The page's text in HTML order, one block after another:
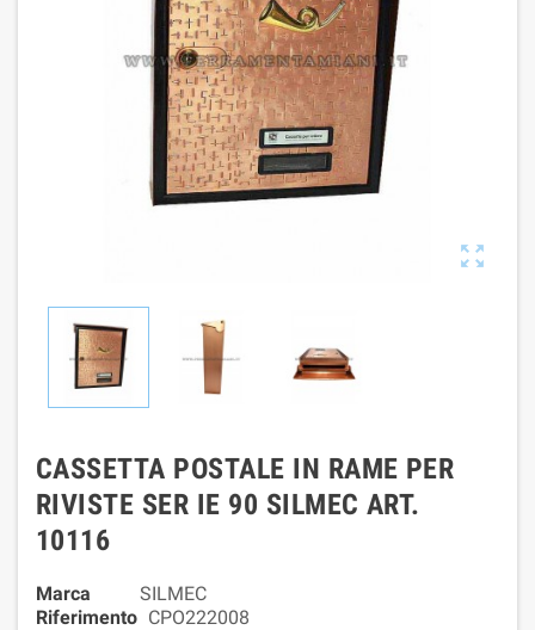

CASSETTA POSTALE IN RAME PER
RIVISTE SER IE 90 SILMEC ART.
10116
Marca
SILMEC
Riferimento CPO222008